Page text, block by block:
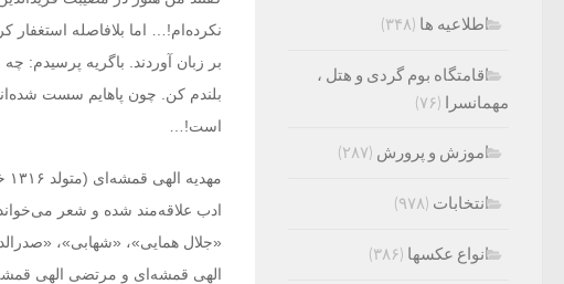
نکرده‌ام!… اما بلافاصله
بر زبان آوردند. باگریه پرسیدم:
بلندم کن. چون پا‌هایم سست
ادب علاقه‌مند شده و شعر
«جلال همایی»، «شهابی»،
الهی قمشه‌ای و مرتضی الهی
اطلاعیه ها (۳۴۸)
اقامتگاه بوم گردی و هتل ،
مهمانسرا (۷۶)
اموزش و پرورش (۲۸۷)
انتخابات (۹۷۸)
انواع عکسها (۳۸۶)